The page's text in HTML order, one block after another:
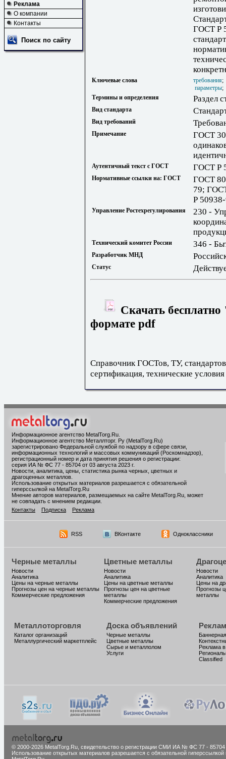
Реклама
О компании
Контакты
Поиск по сайту
ГОСТ Р
Ключевые слова требования
параметры
Термины и определения
Раздел
Вид стандарта
Вид требований
Примечание
ГОСТ
Аутентичный текст с ГОСТ ГОСТ Р
Нормативные ссылки на: ГОСТ
ГОСТ
79;
Р
Управление Ростехрегулирования
230 -
Технический комитет России 346 -
Разработчик МНД
Статус
Скачать
формате pdf
Справочник ГОСТов, ТУ,
сертификация, технические условия
Информационное агентство MetalTorg.Ru
Информационное агентство Металлторг. Ру (MetalTorg.Ru)
зарегистрировано Федеральной службой по надзору в сфере связи,
информационных технологий и массовых коммуникаций (Роскомнадзор),
регистрационный номер и дата принятия решения о регистрации:
серия ИА № ФС 77 - 85704 от 03 августа 2023 г.
Новости, аналитика, цены, статистика рынка черных, цветных и
драгоценных металлов.
Использование открытых материалов разрешается с обязательной
гиперссылкой на MetalTorg.Ru
Мнение авторов материалов, размещаемых на сайте MetalTorg.Ru, может
не совпадать с мнением редакции.
Контакты
Подписка Реклама
RSS ВКонтакте Одноклассники
Черные металлы
Новости
Аналитика
Цены на черные металлы
Прогнозы цен на черные металлы
Коммерческие предложения
Цветные металлы
Новости
Аналитика
Цены на цветные металлы
Прогнозы цен на цветные
металлы
Коммерческие предложения
Новости
Аналитика
Цены на
Прогнозы
металлы
Металлоторговля
Каталог организаций
Металлургический маркетплейс
Доска объявлений
Черные металлы
Цветные металлы
Сырье и металлолом
Услуги
Реклама
Classified
© 2000-2026 MetalTorg.Ru, cвидетельство о регистрации СМИ ИА № ФС 77 - 85704
Использование открытых материалов разрешается с обязательной гиперссылкой